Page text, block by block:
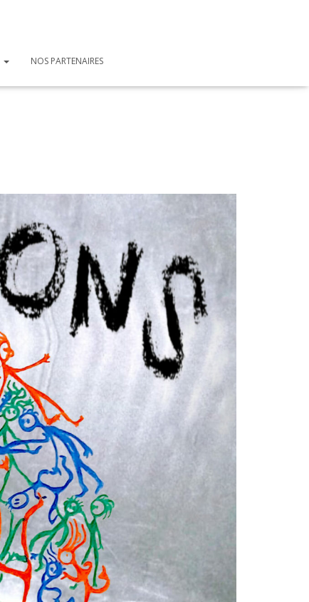
NOS PARTENAIRES